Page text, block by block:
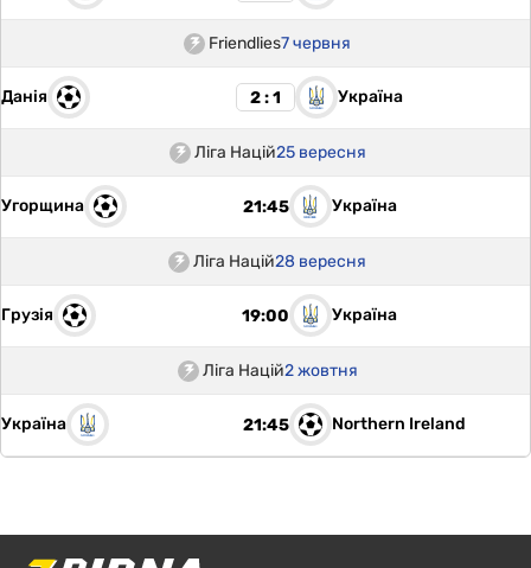
Friendlies7 червня
Данія 2 : 1 Україна
Ліга Націй25 вересня
Угорщина 21:45 Україна
Ліга Націй28 вересня
Грузія 19:00 Україна
Ліга Націй2 жовтня
Україна 21:45 Northern Ireland